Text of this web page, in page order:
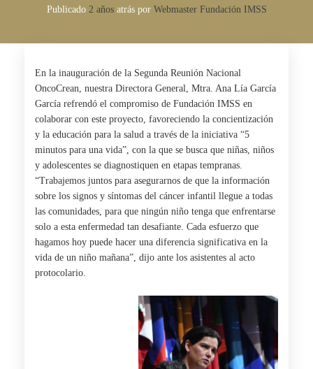
Publicado 2 añosatrás por Webmaster Fundación IMSS
En la inauguración de la Segunda Reunión Nacional
OncoCrean, nuestra Directora General, Mtra. Ana Lía García
García refrendó el compromiso de Fundación IMSS en
colaborar con este proyecto, favoreciendo la concientización
y la educación para la salud a través de la iniciativa “5
minutos para una vida”, con la que se busca que niñas, niños
y adolescentes se diagnostiquen en etapas tempranas.
“Trabajemos juntos para asegurarnos de que la información
sobre los signos y síntomas del cáncer infantil llegue a todas
las comunidades, para que ningún niño tenga que enfrentarse
solo a esta enfermedad tan desafiante. Cada esfuerzo que
hagamos hoy puede hacer una diferencia significativa en la
vida de un niño mañana”, dijo ante los asistentes al acto
protocolario.